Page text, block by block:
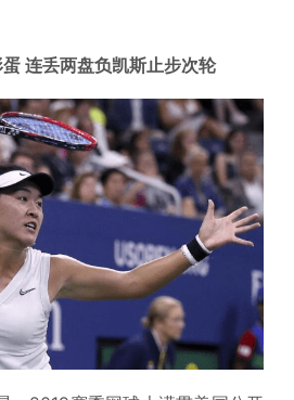
连丢两盘负凯斯止步次轮